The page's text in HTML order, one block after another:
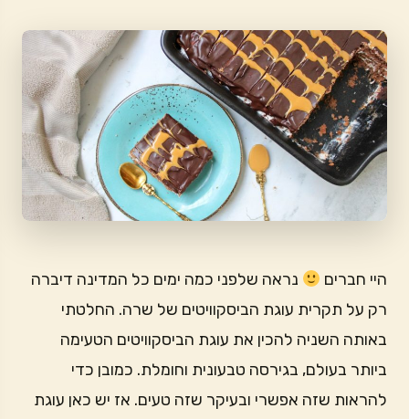
היי חברים
נראה שלפני כמה ימים כל המדינה דיברה
רק על תקרית עוגת הביסקוויטים של שרה. החלטתי
באותה השניה להכין את עוגת הביסקוויטים הטעימה
ביותר בעולם, בגירסה טבעונית וחומלת. כמובן כדי
להראות שזה אפשרי ובעיקר שזה טעים. אז יש כאן עוגת